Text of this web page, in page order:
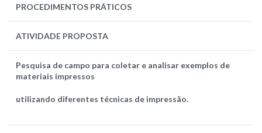
PROCEDIMENTOS PRÁTICOS
ATIVIDADE PROPOSTA
Pesquisa de campo para coletar e analisar exemplos de
materiais impressos
utilizando diferentes técnicas de impressão.